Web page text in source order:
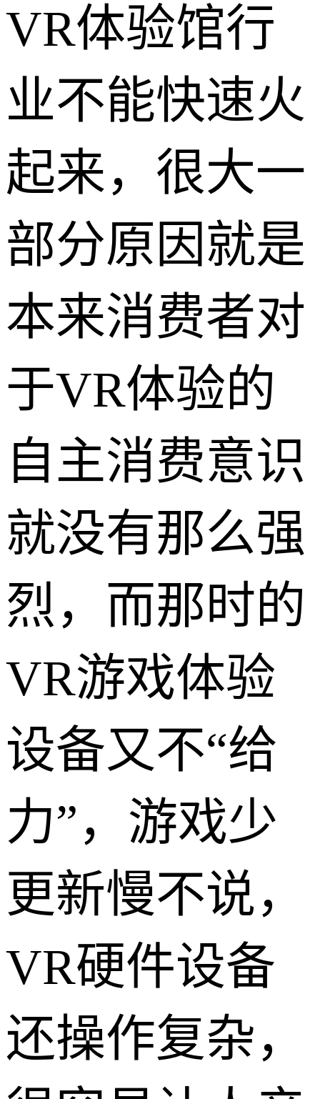
VR体验馆行
业不能快速火
起来，很大一
部分原因就是
本来消费者对
于VR体验的
自主消费意识
就没有那么强
烈，而那时的
VR游戏体验
设备又不“给
力”，游戏少
更新慢不说，
VR硬件设备
还操作复杂，